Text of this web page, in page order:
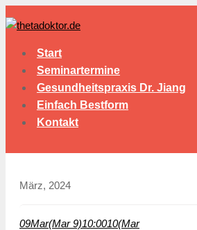
Start
Seminartermine
Gesundheitspraxis Dr. Jiang
Einfach Bestform
Kontakt
März, 2024
09Mar(Mar 9)10:0010(Mar